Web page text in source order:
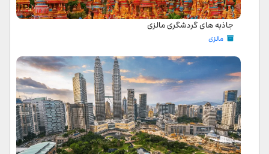
جاذبه های گردشگری مالزی
مالزی